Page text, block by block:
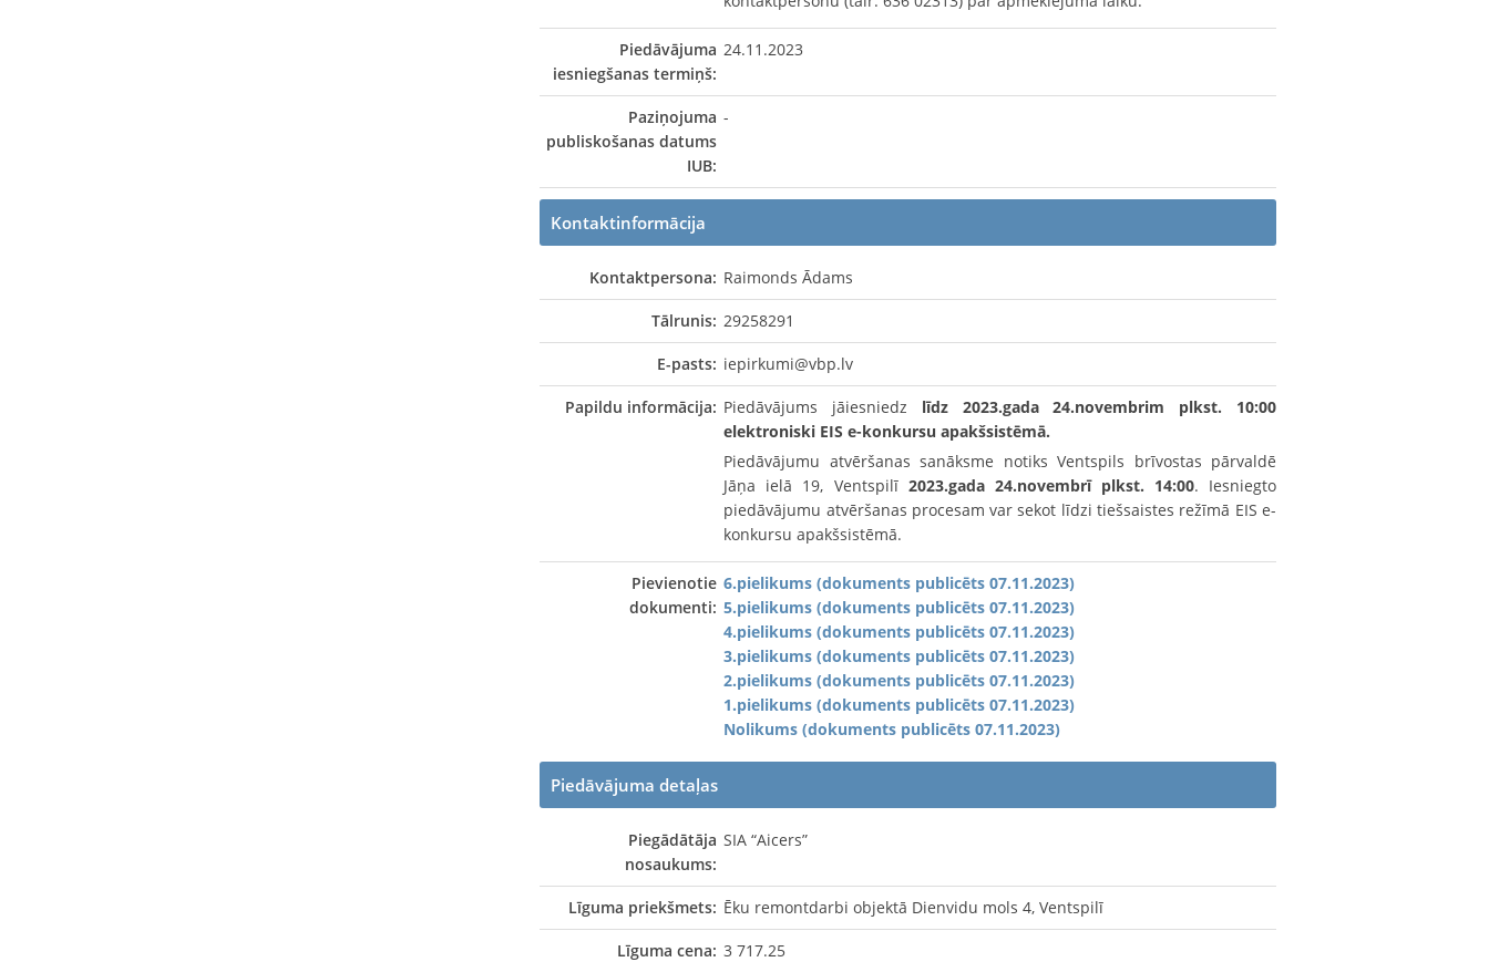
Piedāvājuma
iesniegšanas termiņš:
24.11.2023
Paziņojuma
publiskošanas datums
IUB:
-
Kontaktinformācija
Kontaktpersona: Raimonds Ādams
Tālrunis: 29258291
E-pasts: iepirkumi@vbp.lv
Papildu informācija: Piedāvājums jāiesniedz līdz 2023.gada 24.novembrim plkst. 10:00
elektroniski EIS e-konkursu apakšsistēmā.
Piedāvājumu atvēršanas sanāksme notiks Ventspils brīvostas pārvaldē
Jāņa ielā 19, Ventspilī 2023.gada 24.novembrī plkst. 14:00. Iesniegto
piedāvājumu atvēršanas procesam var sekot līdzi tiešsaistes režīmā EIS e-
konkursu apakšsistēmā.
Pievienotie
dokumenti:
6.pielikums (dokuments publicēts 07.11.2023)
5.pielikums (dokuments publicēts 07.11.2023)
4.pielikums (dokuments publicēts 07.11.2023)
3.pielikums (dokuments publicēts 07.11.2023)
2.pielikums (dokuments publicēts 07.11.2023)
1.pielikums (dokuments publicēts 07.11.2023)
Nolikums (dokuments publicēts 07.11.2023)
Piedāvājuma detaļas
Piegādātāja
nosaukums:
SIA “Aicers”
Līguma priekšmets: Ēku remontdarbi objektā Dienvidu mols 4, Ventspilī
Līguma cena: 3 717.25